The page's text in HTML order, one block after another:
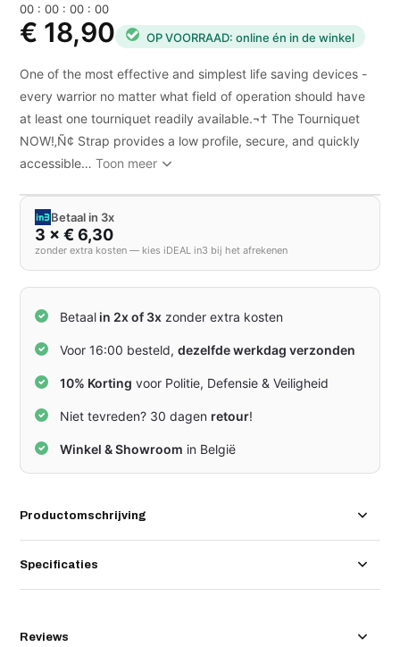
00 :00 :00 :00
€ 18,90 OP VOORRAAD: online én in de winkel
One of the most effective and simplest life saving devices -
every warrior no matter what field of operation should have
at least one tourniquet readily available.¬† The Tourniquet
NOW!‚Ñ¢ Strap provides a low profile, secure, and quickly
accessible…Toon meer
Betaal in 3x
3 × € 6,30
zonder extra kosten — kies iDEAL in3 bij het afrekenen
Betaal in 2x of 3x zonder extra kosten
Voor 16:00 besteld,dezelfde werkdag verzonden
10% Korting voor Politie, Defensie & Veiligheid
Niet tevreden? 30 dagen retour!
Winkel & Showroom in België
Productomschrijving
Specificaties
Reviews